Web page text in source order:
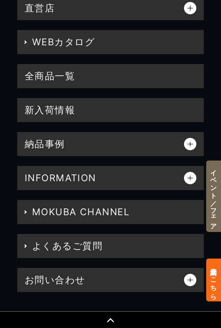
直営店
WEBカタログ
全商品一覧
新入荷情報
納品事例
INFORMATION
MOKUBA CHANNEL
よくあるご質問
お問い合わせ 来店予約はこちら
イベント／フェア